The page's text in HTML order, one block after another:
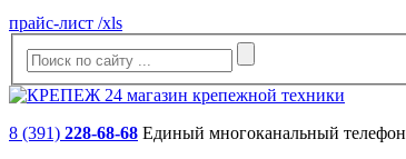
прайс-лист /xls
8 (391) 228-68-68 Единый многоканальный телефон